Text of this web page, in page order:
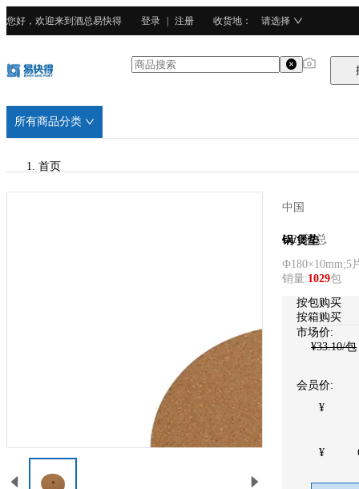
您好，欢迎来到酒总易快得 登录 注册 收货地 ： 请选择
所有商品分类
首页
中国
HEC酒总
锅/煲垫
Ф180×10mm;5
销量:1029包
按包购买
按箱购买
市场价:
¥33.10/包
会员价:
¥
¥